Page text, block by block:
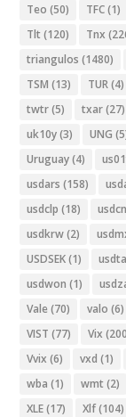
Teo (50) TFC(1)
Tlt (120) Tnx
triangulos (1480)
TSM (13) TUR(4)
twtr(5) txar(27)
uk10y(3) UNG
Uruguay(4)
usdars (158)
usdclp (18)
usdkrw(2)
USDSEK(1)
usdwon (1)
Vale (70) valo (6)
VIST (77) Vix
Vvix (6) vxd (1)
wba (1) wmt (2)
XLE(17) Xlf(104)